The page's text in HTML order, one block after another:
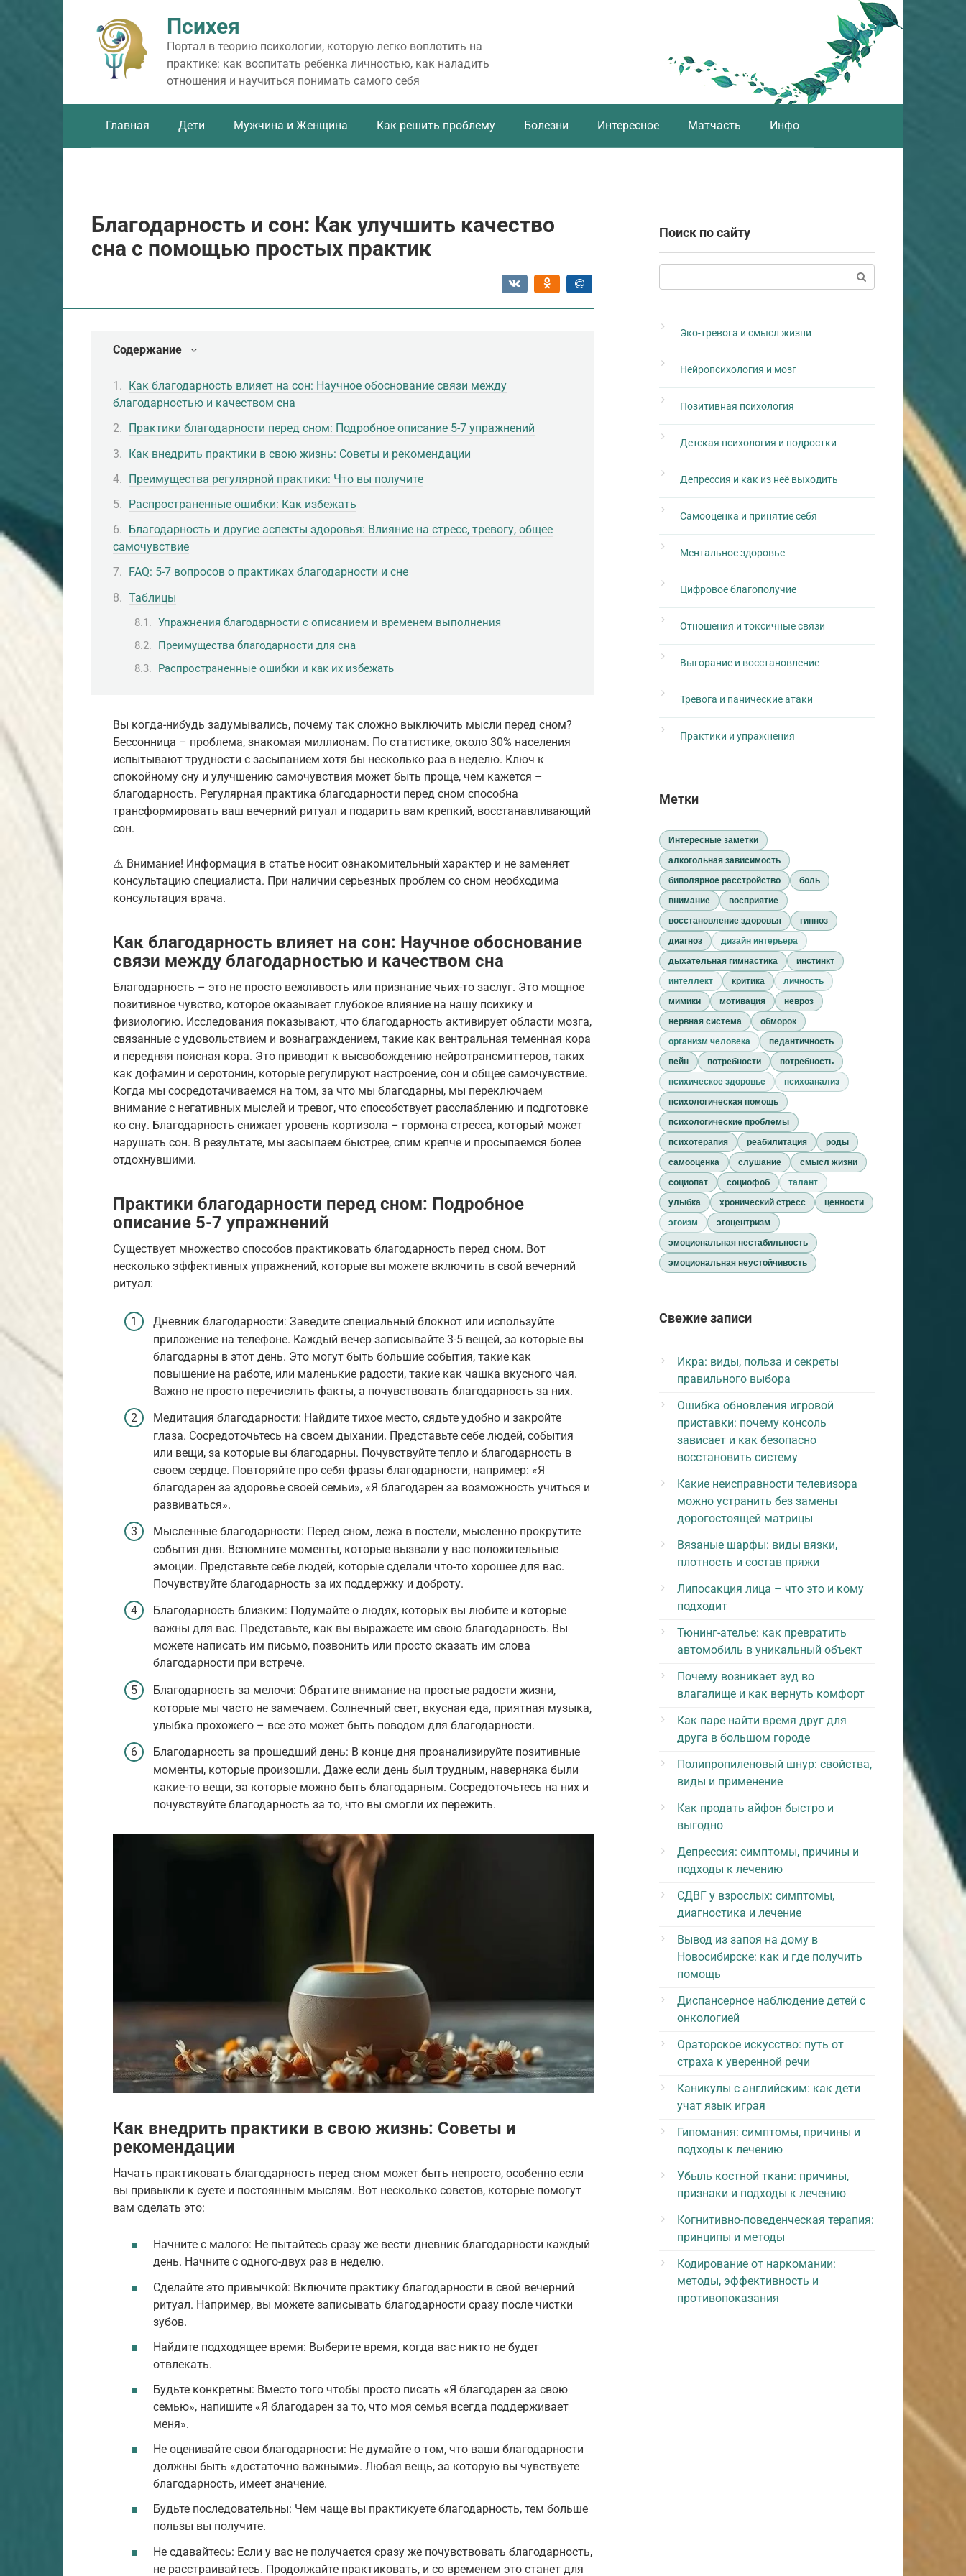
Психея
Портал в теорию психологии, которую легко воплотить на
практике: как воспитать ребенка личностью, как наладить
отношения и научиться понимать самого себя
Главная Дети Мужчина и Женщина Как решить проблему Болезни Интересное Матчасть Инфо
Благодарность и сон: Как улучшить качество
сна с помощью простых практик
Содержание
Как благодарность влияет на сон: Научное обоснование связи между
благодарностью и качеством сна
Практики благодарности перед сном: Подробное описание 5-7 упражнений
Как внедрить практики в свою жизнь: Советы и рекомендации
Преимущества регулярной практики: Что вы получите
Распространенные ошибки: Как избежать
Благодарность и другие аспекты здоровья: Влияние на стресс, тревогу, общее
самочувствие
FAQ: 5-7 вопросов о практиках благодарности и сне
Таблицы
Упражнения благодарности с описанием и временем выполнения
Преимущества благодарности для сна
Распространенные ошибки и как их избежать
Вы когда-нибудь задумывались, почему так сложно выключить мысли перед сном?
Бессонница – проблема, знакомая миллионам. По статистике, около 30% населения
испытывают трудности с засыпанием хотя бы несколько раз в неделю. Ключ к
спокойному сну и улучшению самочувствия может быть проще, чем кажется –
благодарность. Регулярная практика благодарности перед сном способна
трансформировать ваш вечерний ритуал и подарить вам крепкий, восстанавливающий
сон.
⚠️ Внимание! Информация в статье носит ознакомительный характер и не заменяет
консультацию специалиста. При наличии серьезных проблем со сном необходима
консультация врача.
Как благодарность влияет на сон: Научное обоснование
связи между благодарностью и качеством сна
Благодарность – это не просто вежливость или признание чьих-то заслуг. Это мощное
позитивное чувство, которое оказывает глубокое влияние на нашу психику и
физиологию. Исследования показывают, что благодарность активирует области мозга,
связанные с удовольствием и вознаграждением, такие как вентральная теменная кора
и передняя поясная кора. Это приводит к высвобождению нейротрансмиттеров, таких
как дофамин и серотонин, которые регулируют настроение, сон и общее самочувствие.
Когда мы сосредотачиваемся на том, за что мы благодарны, мы переключаем
внимание с негативных мыслей и тревог, что способствует расслаблению и подготовке
ко сну. Благодарность снижает уровень кортизола – гормона стресса, который может
нарушать сон. В результате, мы засыпаем быстрее, спим крепче и просыпаемся более
отдохнувшими.
Практики благодарности перед сном: Подробное
описание 5-7 упражнений
Существует множество способов практиковать благодарность перед сном. Вот
несколько эффективных упражнений, которые вы можете включить в свой вечерний
ритуал:
Дневник благодарности: Заведите специальный блокнот или используйте
приложение на телефоне. Каждый вечер записывайте 3-5 вещей, за которые вы
благодарны в этот день. Это могут быть большие события, такие как
повышение на работе, или маленькие радости, такие как чашка вкусного чая.
Важно не просто перечислить факты, а почувствовать благодарность за них.
Медитация благодарности: Найдите тихое место, сядьте удобно и закройте
глаза. Сосредоточьтесь на своем дыхании. Представьте себе людей, события
или вещи, за которые вы благодарны. Почувствуйте тепло и благодарность в
своем сердце. Повторяйте про себя фразы благодарности, например: «Я
благодарен за здоровье своей семьи», «Я благодарен за возможность учиться и
развиваться».
Мысленные благодарности: Перед сном, лежа в постели, мысленно прокрутите
события дня. Вспомните моменты, которые вызвали у вас положительные
эмоции. Представьте себе людей, которые сделали что-то хорошее для вас.
Почувствуйте благодарность за их поддержку и доброту.
Благодарность близким: Подумайте о людях, которых вы любите и которые
важны для вас. Представьте, как вы выражаете им свою благодарность. Вы
можете написать им письмо, позвонить или просто сказать им слова
благодарности при встрече.
Благодарность за мелочи: Обратите внимание на простые радости жизни,
которые мы часто не замечаем. Солнечный свет, вкусная еда, приятная музыка,
улыбка прохожего – все это может быть поводом для благодарности.
Благодарность за прошедший день: В конце дня проанализируйте позитивные
моменты, которые произошли. Даже если день был трудным, наверняка были
какие-то вещи, за которые можно быть благодарным. Сосредоточьтесь на них и
почувствуйте благодарность за то, что вы смогли их пережить.
Как внедрить практики в свою жизнь: Советы и
рекомендации
Начать практиковать благодарность перед сном может быть непросто, особенно если
вы привыкли к суете и постоянным мыслям. Вот несколько советов, которые помогут
вам сделать это:
Начните с малого: Не пытайтесь сразу же вести дневник благодарности каждый
день. Начните с одного-двух раз в неделю.
Сделайте это привычкой: Включите практику благодарности в свой вечерний
ритуал. Например, вы можете записывать благодарности сразу после чистки
зубов.
Найдите подходящее время: Выберите время, когда вас никто не будет
отвлекать.
Будьте конкретны: Вместо того чтобы просто писать «Я благодарен за свою
семью», напишите «Я благодарен за то, что моя семья всегда поддерживает
меня».
Не оценивайте свои благодарности: Не думайте о том, что ваши благодарности
должны быть «достаточно важными». Любая вещь, за которую вы чувствуете
благодарность, имеет значение.
Будьте последовательны: Чем чаще вы практикуете благодарность, тем больше
пользы вы получите.
Не сдавайтесь: Если у вас не получается сразу же почувствовать благодарность,
не расстраивайтесь. Продолжайте практиковать, и со временем это станет для
Поиск по сайту
Эко-тревога и смысл жизни
Нейропсихология и мозг
Позитивная психология
Детская психология и подростки
Депрессия и как из неё выходить
Самооценка и принятие себя
Ментальное здоровье
Цифровое благополучие
Отношения и токсичные связи
Выгорание и восстановление
Тревога и панические атаки
Практики и упражнения
Метки
Интересные заметки
алкогольная зависимость
биполярное расстройство
боль
внимание
восприятие
восстановление здоровья
гипноз
диагноз
дизайн интерьера
дыхательная гимнастика
инстинкт
интеллект
критика
личность
мимики
мотивация
невроз
нервная система
обморок
организм человека
педантичность
пейн
потребности
потребность
психическое здоровье
психоанализ
психологическая помощь
психологические проблемы
психотерапия
реабилитация
роды
самооценка
слушание
смысл жизни
социопат
социофоб
талант
улыбка
хронический стресс
ценности
эгоизм
эгоцентризм
эмоциональная нестабильность
эмоциональная неустойчивость
Свежие записи
Икра: виды, польза и секреты
правильного выбора
Ошибка обновления игровой
приставки: почему консоль
зависает и как безопасно
восстановить систему
Какие неисправности телевизора
можно устранить без замены
дорогостоящей матрицы
Вязаные шарфы: виды вязки,
плотность и состав пряжи
Липосакция лица – что это и кому
подходит
Тюнинг-ателье: как превратить
автомобиль в уникальный объект
Почему возникает зуд во
влагалище и как вернуть комфорт
Как паре найти время друг для
друга в большом городе
Полипропиленовый шнур: свойства,
виды и применение
Как продать айфон быстро и
выгодно
Депрессия: симптомы, причины и
подходы к лечению
СДВГ у взрослых: симптомы,
диагностика и лечение
Вывод из запоя на дому в
Новосибирске: как и где получить
помощь
Диспансерное наблюдение детей с
онкологией
Ораторское искусство: путь от
страха к уверенной речи
Каникулы с английским: как дети
учат язык играя
Гипомания: симптомы, причины и
подходы к лечению
Убыль костной ткани: причины,
признаки и подходы к лечению
Когнитивно-поведенческая терапия:
принципы и методы
Кодирование от наркомании:
методы, эффективность и
противопоказания